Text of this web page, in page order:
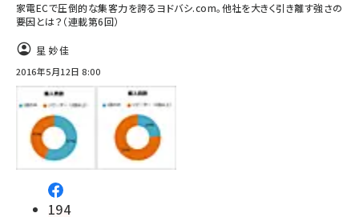
家電ECで圧倒的な集客力を誇るヨドバシ.com。他社を大きく引き離す強さの
要因とは？（連載第6回）
星 妙佳
2016年5月12日 8:00
194